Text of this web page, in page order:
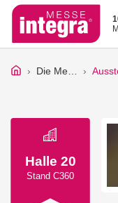
Die Messe
Halle 20
Stand C360